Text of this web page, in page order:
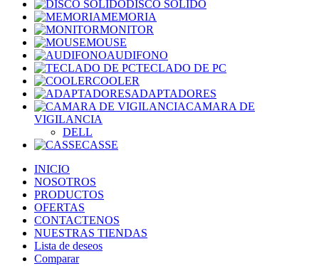
DISCO SOLIDO
MEMORIA
MONITOR
MOUSE
AUDIFONO
TECLADO DE PC
COOLER
ADAPTADORES
CAMARA DE
VIGILANCIA
DELL
CASSE
INICIO
NOSOTROS
PRODUCTOS
OFERTAS
CONTACTENOS
NUESTRAS TIENDAS
Lista de deseos
Comparar